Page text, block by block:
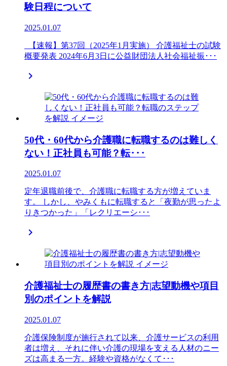
験日程について
2025.01.07
【速報】第37回（2025年1月実施） 介護福祉士の試験
概要発表 2024年6月3日に公益財団法人社会福祉振･･･

50代・60代から介護職に転職するのは難しく
ない！正社員も可能？転･･･
2025.01.07
定年退職前後で、介護職に転職する方が増えていま
す。 しかし、やみくもに転職すると「夜勤が思ったよ
りきつかった」「レクリエーシ･･･

介護福祉士の履歴書の書き方|志望動機や項目
別のポイントを解説
2025.01.07
介護保険制度が施行されて以来、介護サービスの利用
者は増え、それに伴い介護の現場を支える人材のニー
ズは高まる一方。経験や資格がなくて･･･